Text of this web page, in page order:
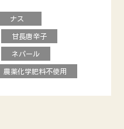
ナス
甘長唐辛子
ネパール
農薬化学肥料不使用